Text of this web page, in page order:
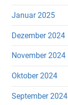
Januar 2025
Dezember 2024
November 2024
Oktober 2024
September 2024